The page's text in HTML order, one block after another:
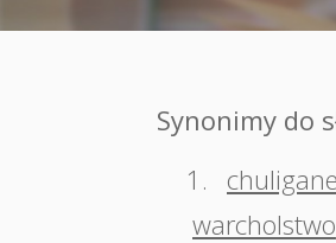
Synonimy do
1.
warcholstwo